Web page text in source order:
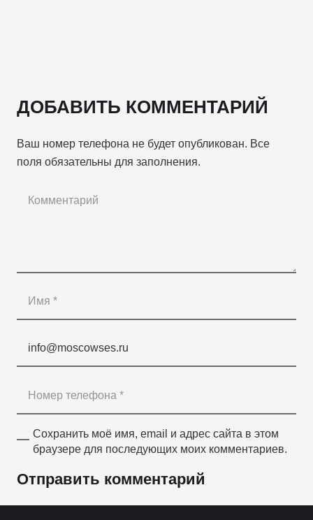
ДОБАВИТЬ КОММЕНТАРИЙ
Ваш номер телефона не будет опубликован. Все
поля обязательны для заполнения.
Сохранить моё имя, email и адрес сайта в этом
браузере для последующих моих комментариев.
Отправить комментарий